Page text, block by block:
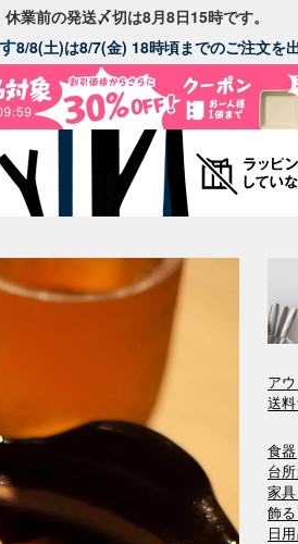
業前の発送〆切は8月8日15時です。
8/8(土)は8/7(金) 18時頃までのご注文を
ア
送
食器
台
家
飾
日